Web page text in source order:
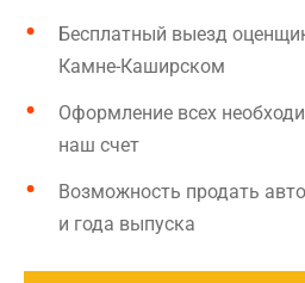
Бесплатный выезд
Камне-Каширском
Оформление всех
наш счет
Возможность продать
и года выпуска